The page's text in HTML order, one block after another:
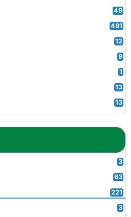
49
491
12
9
1
13
13
3
63
221
3